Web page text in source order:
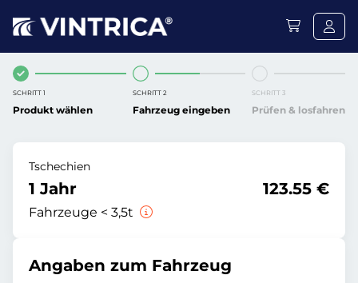
SCHRITT 1
Produkt wählen
SCHRITT 2
Fahrzeug eingeben
SCHRITT 3
Prüfen & losfahren
Tschechien
1 Jahr
Fahrzeuge < 3,5t
123.55 €
Angaben zum Fahrzeug